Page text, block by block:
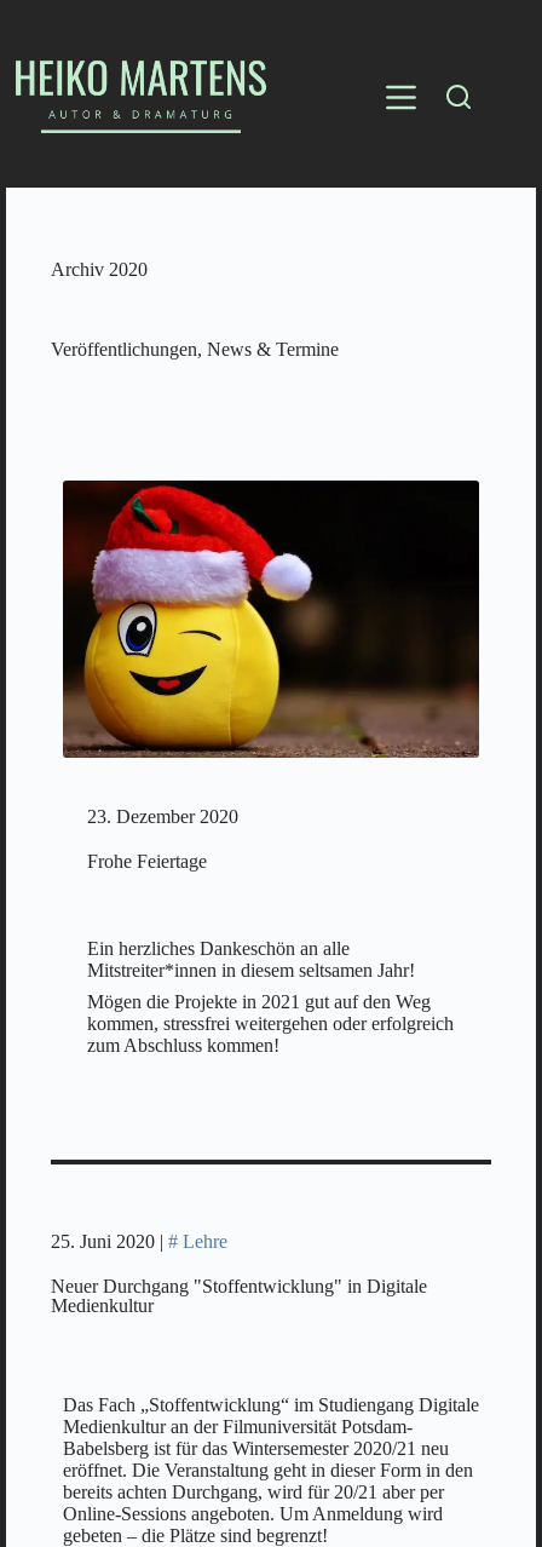
Archiv 2020
Veröffentlichungen, News & Termine
23. Dezember 2020
Frohe Feiertage
Ein herzliches Dankeschön an alle
Mitstreiter*innen in diesem seltsamen Jahr!
Mögen die Projekte in 2021 gut auf den Weg
kommen, stressfrei weitergehen oder erfolgreich
zum Abschluss kommen!
25. Juni 2020 | # Lehre
Neuer Durchgang "Stoffentwicklung" in Digitale
Medienkultur
Das Fach „Stoffentwicklung“ im Studiengang Digitale
Medienkultur an der Filmuniversität Potsdam-
Babelsberg ist für das Wintersemester 2020/21 neu
eröffnet. Die Veranstaltung geht in dieser Form in den
bereits achten Durchgang, wird für 20/21 aber per
Online-Sessions angeboten. Um Anmeldung wird
gebeten – die Plätze sind begrenzt!